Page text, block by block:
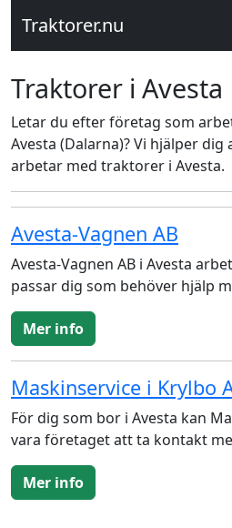
Traktorer.nu
Traktorer i Avesta
Letar du efter företag som
Avesta (Dalarna)? Vi hjälper
arbetar med traktorer i Avesta.
Avesta-Vagnen AB
Avesta-Vagnen AB i Avesta
passar dig som behöver hjälp
Mer info
Maskinservice i Krylbo
För dig som bor i Avesta kan
vara företaget att ta kontakt
Mer info